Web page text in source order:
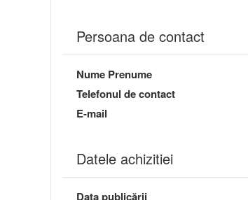
Persoana de contact
Nume Prenume
Telefonul de contact
E-mail
Datele achizitiei
Data publicării